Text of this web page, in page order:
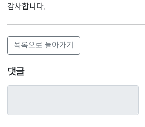
감사합니다.
목록으로 돌아가기
댓글